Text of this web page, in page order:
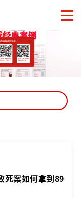
案如何拿到89